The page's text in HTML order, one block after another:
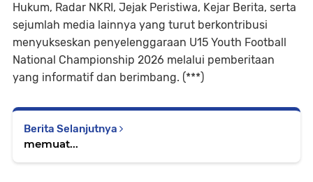
Hukum, Radar NKRI, Jejak Peristiwa, Kejar Berita, serta
sejumlah media lainnya yang turut berkontribusi
menyukseskan penyelenggaraan U15 Youth Football
National Championship 2026 melalui pemberitaan
yang informatif dan berimbang. (***)
Berita Selanjutnya
memuat...